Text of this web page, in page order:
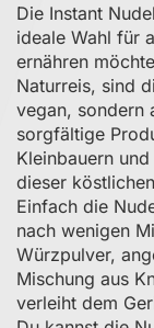
Die Instant
ideale Wahl für
ernähren
Naturreis, sind
vegan, sondern
sorgfältige
Kleinbauern
dieser
Einfach die
nach wenigen
Würzpulver,
Mischung aus
verleiht dem